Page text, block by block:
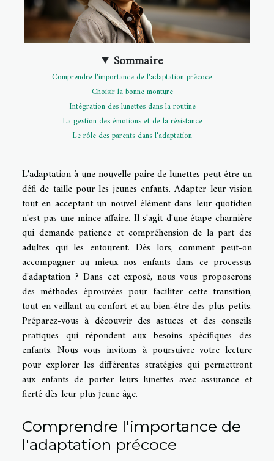
Sommaire
Comprendre l'importance de l'adaptation précoce
Choisir la bonne monture
Intégration des lunettes dans la routine
La gestion des émotions et de la résistance
Le rôle des parents dans l'adaptation
L'adaptation à une nouvelle paire de lunettes peut être un
défi de taille pour les jeunes enfants. Adapter leur vision
tout en acceptant un nouvel élément dans leur quotidien
n'est pas une mince affaire. Il s'agit d'une étape charnière
qui demande patience et compréhension de la part des
adultes qui les entourent. Dès lors, comment peut-on
accompagner au mieux nos enfants dans ce processus
d'adaptation ? Dans cet exposé, nous vous proposerons
des méthodes éprouvées pour faciliter cette transition,
tout en veillant au confort et au bien-être des plus petits.
Préparez-vous à découvrir des astuces et des conseils
pratiques qui répondent aux besoins spécifiques des
enfants. Nous vous invitons à poursuivre votre lecture
pour explorer les différentes stratégies qui permettront
aux enfants de porter leurs lunettes avec assurance et
fierté dès leur plus jeune âge.
Comprendre l'importance de
l'adaptation précoce